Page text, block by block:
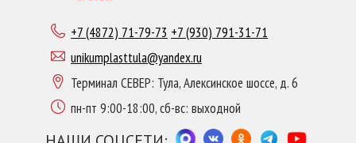
+7 (4872) 71-79-73 +7 (930) 791-31-71
unikumplasttula@yandex.ru
Терминал СЕВЕР: Тула, Алексинское шоссе, д. 6
пн-пт 9:00-18:00, сб-вс: выходной